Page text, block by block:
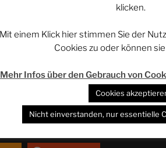
kann man hier bei
amzn.to/3JlaXWE
von Magix für die
click.php?bid=69038-74407
Beitrag teilt!
klicken.
Mit einem Klick hier stimmen Sie der
Cookies zu oder können
Mehr Infos über den Gebrauch von
Cookies
Nicht einverstanden, nur essentielle